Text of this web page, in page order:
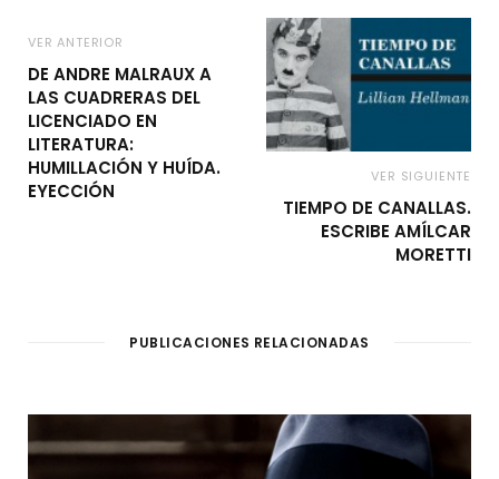
VER ANTERIOR
DE ANDRE MALRAUX A
LAS CUADRERAS DEL
LICENCIADO EN
LITERATURA:
HUMILLACIÓN Y HUÍDA.
EYECCIÓN
VER SIGUIENTE
TIEMPO DE CANALLAS.
ESCRIBE AMÍLCAR
MORETTI
PUBLICACIONES RELACIONADAS